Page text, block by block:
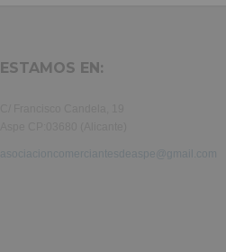
ESTAMOS EN:
asociacioncomerciantesdeaspe@gmail.com